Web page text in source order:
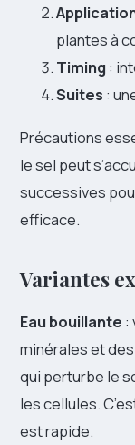
plantes à
Timing :
Suites :
Précautions
le sel peut
successives
efficace.
Variantes
Eau bouillante :
minérales et
qui perturbe le
les cellules.
est rapide.